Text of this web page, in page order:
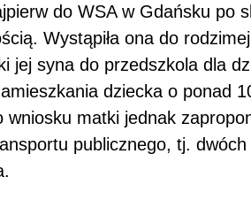
do WSA w Gdańsku po
Wystąpiła ona do
jej syna do przedszkola dla
dziecka o ponad
wniosku matki jednak
publicznego, tj.